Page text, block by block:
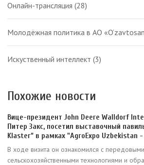
Онлайн-трансляция (28)
Молодёжная политика в АО
Искуственный интеллект (3)
Похожие новости
Вице-президент John Deere Walldorf
Питер Закс, посетил выставочный
Klaster” в рамках "AgroExpo Uzbekistan
В ходе визита он ознакомился с передовыми
сельскохозяйственными технологиями и